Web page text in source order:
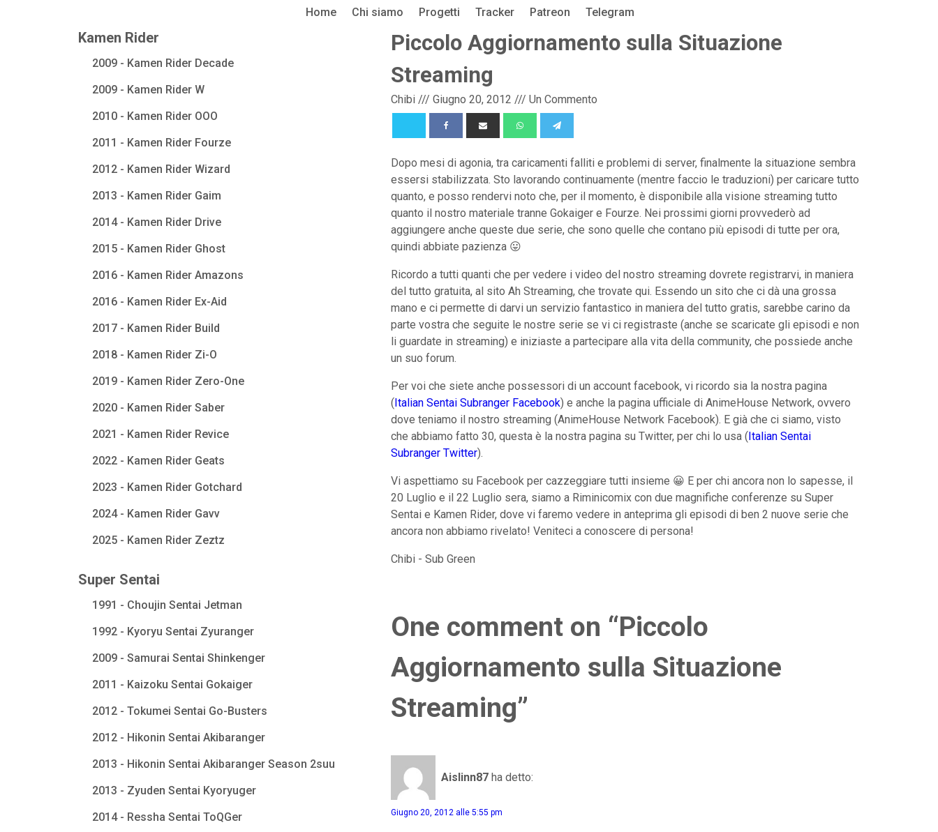
Home Chi siamo Progetti Tracker Patreon Telegram
Kamen Rider
2009 - Kamen Rider Decade
2009 - Kamen Rider W
2010 - Kamen Rider OOO
2011 - Kamen Rider Fourze
2012 - Kamen Rider Wizard
2013 - Kamen Rider Gaim
2014 - Kamen Rider Drive
2015 - Kamen Rider Ghost
2016 - Kamen Rider Amazons
2016 - Kamen Rider Ex-Aid
2017 - Kamen Rider Build
2018 - Kamen Rider Zi-O
2019 - Kamen Rider Zero-One
2020 - Kamen Rider Saber
2021 - Kamen Rider Revice
2022 - Kamen Rider Geats
2023 - Kamen Rider Gotchard
2024 - Kamen Rider Gavv
2025 - Kamen Rider Zeztz
Super Sentai
1991 - Choujin Sentai Jetman
1992 - Kyoryu Sentai Zyuranger
2009 - Samurai Sentai Shinkenger
2011 - Kaizoku Sentai Gokaiger
2012 - Tokumei Sentai Go-Busters
2012 - Hikonin Sentai Akibaranger
2013 - Hikonin Sentai Akibaranger Season 2suu
2013 - Zyuden Sentai Kyoryuger
2014 - Ressha Sentai ToQGer
Piccolo Aggiornamento sulla Situazione
Streaming
Chibi /// Giugno 20, 2012 /// Un Commento
Dopo mesi di agonia, tra caricamenti falliti e problemi di server, finalmente la situazione sembra
essersi stabilizzata. Sto lavorando continuamente (mentre faccio le traduzioni) per caricare tutto
quanto, e posso rendervi noto che, per il momento, è disponibile alla visione streaming tutto
quanto il nostro materiale tranne Gokaiger e Fourze. Nei prossimi giorni provvederò ad
aggiungere anche queste due serie, che sono quelle che contano più episodi di tutte per ora,
quindi abbiate pazienza 😛
Ricordo a tutti quanti che per vedere i video del nostro streaming dovrete registrarvi, in maniera
del tutto gratuita, al sito Ah Streaming, che trovate qui. Essendo un sito che ci dà una grossa
mano e ci permette di darvi un servizio fantastico in maniera del tutto gratis, sarebbe carino da
parte vostra che seguite le nostre serie se vi ci registraste (anche se scaricate gli episodi e non
li guardate in streaming) e iniziaste a partecipare alla vita della community, che possiede anche
un suo forum.
Per voi che siete anche possessori di un account facebook, vi ricordo sia la nostra pagina
(Italian Sentai Subranger Facebook) e anche la pagina ufficiale di AnimeHouse Network, ovvero
dove teniamo il nostro streaming (AnimeHouse Network Facebook). E già che ci siamo, visto
che abbiamo fatto 30, questa è la nostra pagina su Twitter, per chi lo usa (Italian Sentai
Subranger Twitter).
Vi aspettiamo su Facebook per cazzeggiare tutti insieme 😀 E per chi ancora non lo sapesse, il
20 Luglio e il 22 Luglio sera, siamo a Riminicomix con due magnifiche conferenze su Super
Sentai e Kamen Rider, dove vi faremo vedere in anteprima gli episodi di ben 2 nuove serie che
ancora non abbiamo rivelato! Veniteci a conoscere di persona!
Chibi - Sub Green
One comment on “Piccolo
Aggiornamento sulla Situazione
Streaming”
Aislinn87 ha detto:
Giugno 20, 2012 alle 5:55 pm